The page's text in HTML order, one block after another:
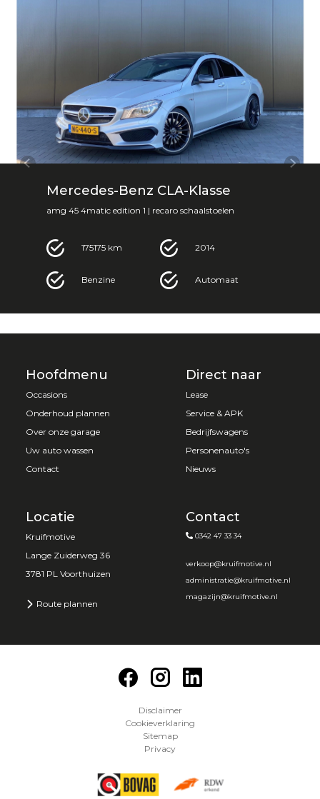
Mercedes-Benz CLA-Klasse
amg 45 4matic edition 1 | recaro schaalstoelen
175175 km 2014
Benzine Automaat
Hoofdmenu
Occasions
Onderhoud plannen
Over onze garage
Uw auto wassen
Contact
Direct naar
Lease
Service & APK
Bedrijfswagens
Personenauto's
Nieuws
Locatie
Kruifmotive
Lange Zuiderweg 36
3781 PL Voorthuizen
Route plannen
Contact
0342 47 33 34
verkoop@kruifmotive.nl
administratie@kruifmotive.nl
magazijn@kruifmotive.nl
Disclaimer
Cookieverklaring
Sitemap
Privacy